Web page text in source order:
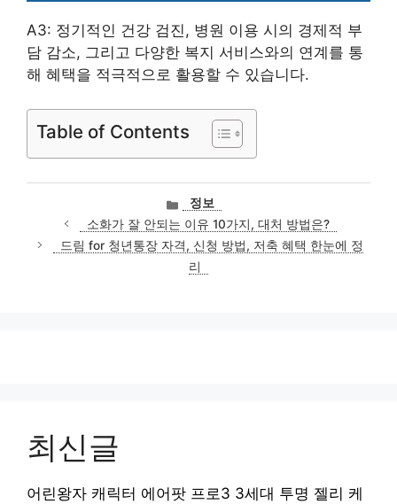
A3: 정기적인 건강 검진, 병원 이용 시의 경제적 부
담 감소, 그리고 다양한 복지 서비스와의 연계를 통
해 혜택을 적극적으로 활용할 수 있습니다.
Table of Contents
카
테
고
리
정보
소화가 잘 안되는 이유 10가지, 대처 방법은?
드림 for 청년통장 자격, 신청 방법, 저축 혜택 한눈에 정
리
최신글
어린왕자 캐릭터 에어팟 프로3 3세대 투명 젤리 케